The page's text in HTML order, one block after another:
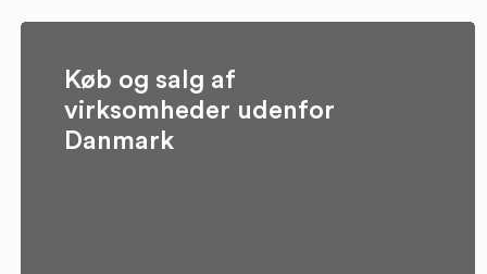
Køb og salg af
virksomheder udenfor
Danmark